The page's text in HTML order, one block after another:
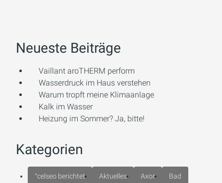
Neueste Beiträge
Vaillant aroTHERM perform
Wasserdruck im Haus verstehen
Warum tropft meine Klimaanlage
Kalk im Wasser
Heizung im Sommer? Ja, bitte!
Kategorien
°celseo berichtet Aktuelles Axor Bad